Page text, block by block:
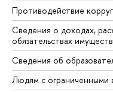
Противодействие
Сведения о доходах,
обязательствах
Сведения об
Людям с ограниченными